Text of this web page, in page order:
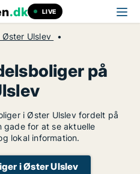
.dk LIVE
Øster Ulslev
på
i Øster Ulslev fordelt på
gade for at se aktuelle
lokal information.
i Øster Ulslev